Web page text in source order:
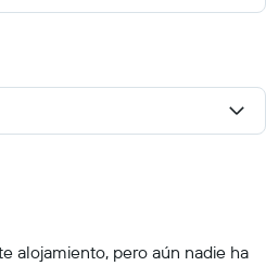
alojamiento, pero aún nadie ha